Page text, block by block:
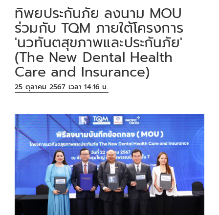
ทิพยประกันภัย ลงนาม MOU
ร่วมกับ TQM ภายใต้โครงการ
'นวทันตสุขภาพและประกันภัย'
(The New Dental Health
Care and Insurance)
25 ตุลาคม 2567 เวลา 14:16 น.